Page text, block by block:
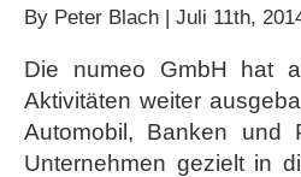
By Peter Blach | Juli 11th,
Die numeo GmbH hat
Aktivitäten weiter
Automobil, Banken und
Unternehmen gezielt in